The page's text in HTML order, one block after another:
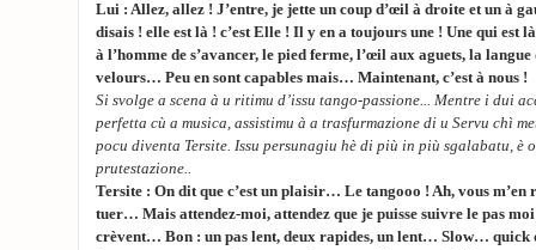
Lui : Allez, allez ! J’entre, je jette un coup d’œil à droite et un à
disais ! elle est là ! c’est Elle ! Il y en a toujours une ! Une qui est
à l’homme de s’avancer, le pied ferme, l’œil aux aguets, la
velours… Peu en sont capables mais… Maintenant, c’est à nous !
Si svolge a scena à u ritimu d’issu tango-passione... Mentre i dui
perfetta cù a musica, assistimu à a trasfurmazione di u Servu chì
pocu diventa Tersite. Issu persunagiu hè di più in più sgalabatu, è
prutestazione..
Tersite : On dit que c’est un plaisir… Le tangooo ! Ah, vous
tuer… Mais attendez-moi, attendez que je puisse suivre le pas
crèvent… Bon : un pas lent, deux rapides, un lent… Slow…